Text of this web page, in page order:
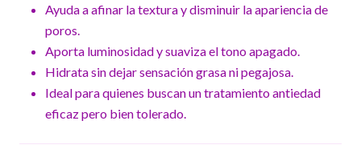
Ayuda a afinar la textura y disminuir la apariencia de
poros.
Aporta luminosidad y suaviza el tono apagado.
Hidrata sin dejar sensación grasa ni pegajosa.
Ideal para quienes buscan un tratamiento antiedad
eficaz pero bien tolerado.